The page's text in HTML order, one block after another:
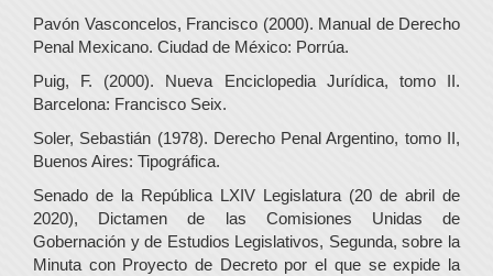
Pavón Vasconcelos, Francisco (2000). Manual de Derecho
Penal Mexicano. Ciudad de México: Porrúa.
Puig, F. (2000). Nueva Enciclopedia Jurídica, tomo II.
Barcelona: Francisco Seix.
Soler, Sebastián (1978). Derecho Penal Argentino, tomo II,
Buenos Aires: Tipográfica.
Senado de la República LXIV Legislatura (20 de abril de
2020), Dictamen de las Comisiones Unidas de
Gobernación y de Estudios Legislativos, Segunda, sobre la
Minuta con Proyecto de Decreto por el que se expide la